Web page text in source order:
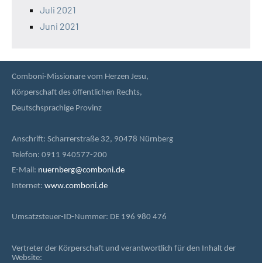
Juli 2021
Juni 2021
Comboni-Missionare vom Herzen Jesu,
Körperschaft des öffentlichen Rechts,
Deutschsprachige Provinz
Anschrift: Scharrerstraße 32, 90478 Nürnberg
Telefon: 0911 940577-200
E-Mail: nuernberg@comboni.de
Internet: www.comboni.de
Umsatzsteuer-ID-Nummer: DE 196 980 476
Vertreter der Körperschaft und verantwortlich für den Inhalt der
Website: